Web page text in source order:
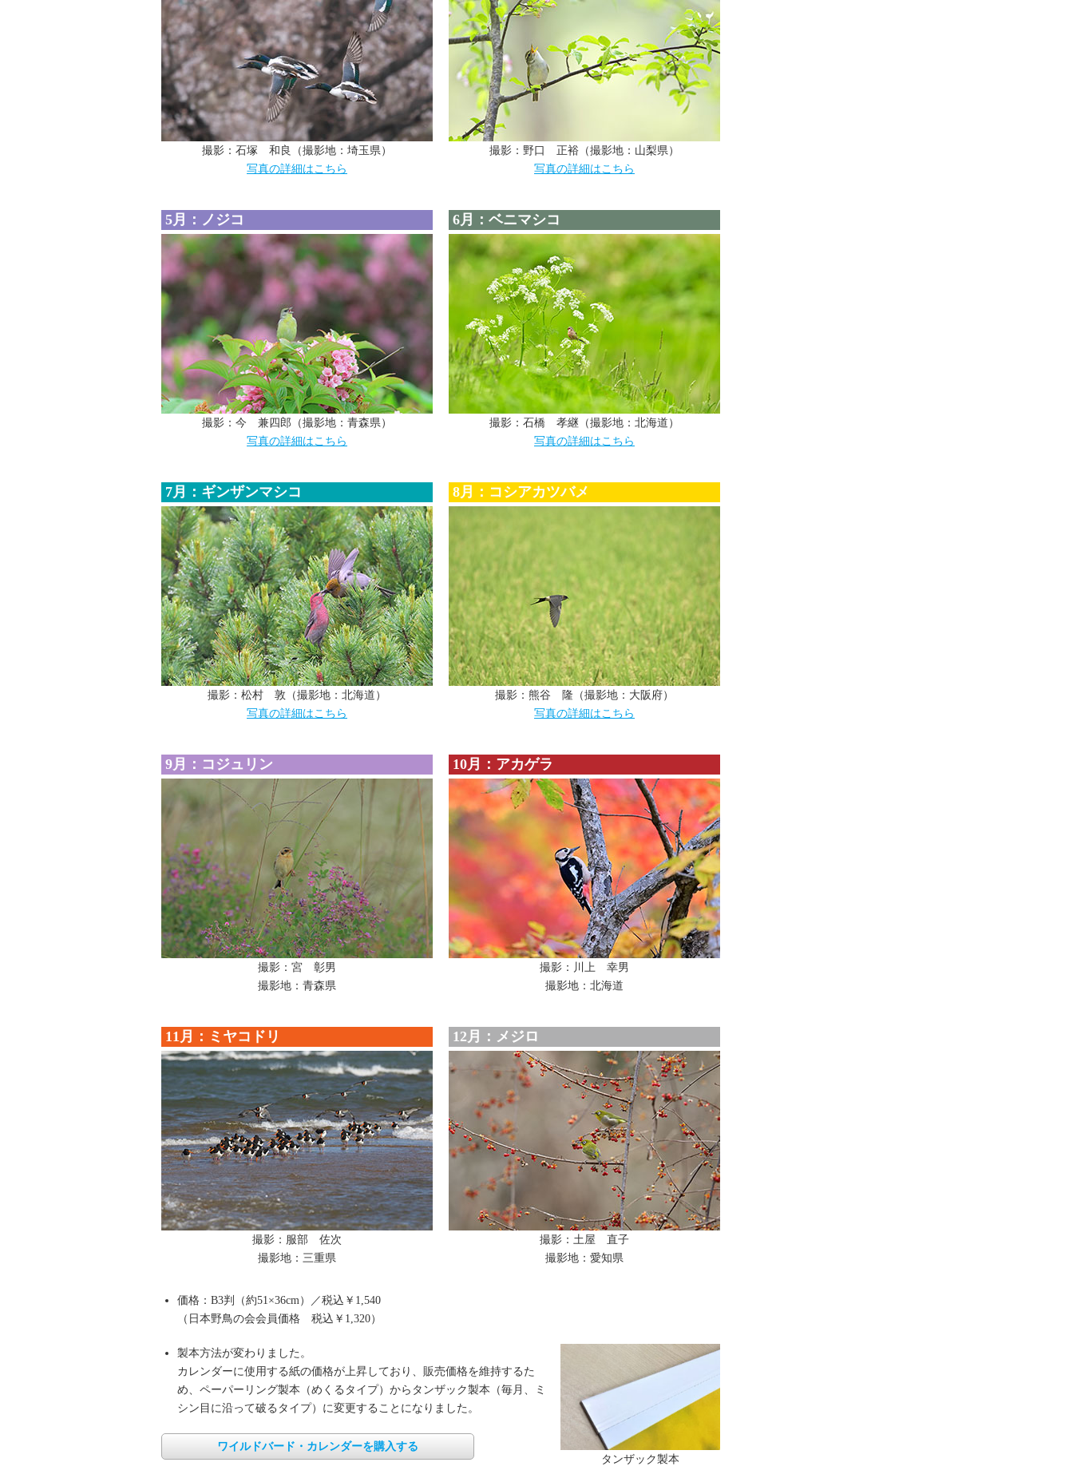
撮影：石塚 和良（撮影地：埼玉県）
写真の詳細はこちら
撮影：野口 正裕（撮影地：山梨県）
写真の詳細はこちら
5月：ノジコ
撮影：今 兼四郎（撮影地：青森県）
写真の詳細はこちら
6月：ベニマシコ
撮影：石橋 孝継（撮影地：北海道）
写真の詳細はこちら
7月：ギンザンマシコ
撮影：松村 敦（撮影地：北海道）
写真の詳細はこちら
8月：コシアカツバメ
撮影：熊谷 隆（撮影地：大阪府）
写真の詳細はこちら
9月：コジュリン
撮影：宮 彰男
撮影地：青森県
10月：アカゲラ
撮影：川上 幸男
撮影地：北海道
11月：ミヤコドリ
撮影：服部 佐次
撮影地：三重県
12月：メジロ
撮影：土屋 直子
撮影地：愛知県
価格：B3判（約51×36cm）／税込￥1,540
（日本野鳥の会会員価格 税込￥1,320）
タンザック製本
製本方法が変わりました。
カレンダーに使用する紙の価格が上昇しており、販売価格を維持するた
め、ペーパーリング製本（めくるタイプ）からタンザック製本（毎月、ミ
シン目に沿って破るタイプ）に変更することになりました。
ワイルドバード・カレンダーを購入する